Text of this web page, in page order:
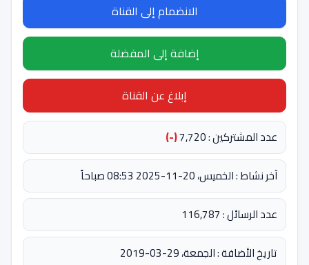
الانضمام إلى القناة
إضافة إلى المفضلة
إبلاغ عن القناة
عدد المشتركين : 7,720
(-)
آخر نشاط : الخميس، 20-11-2025 08:53 صباحاً
عدد الرسائل : 116,787
تاريخ الأضافة : الجمعة، 29-03-2019